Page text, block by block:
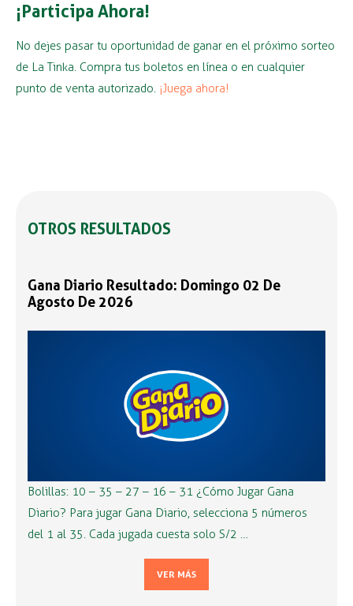
¡Participa Ahora!
No dejes pasar tu oportunidad de ganar en el próximo sorteo
de La Tinka. Compra tus boletos en línea o en cualquier
punto de venta autorizado. ¡Juega ahora!
OTROS RESULTADOS
Gana Diario Resultado: Domingo 02 De
Agosto De 2026
Bolillas: 10 – 35 – 27 – 16 – 31 ¿Cómo Jugar Gana
Diario? Para jugar Gana Diario, selecciona 5 números
del 1 al 35. Cada jugada cuesta solo S/2 …
VER MÁS